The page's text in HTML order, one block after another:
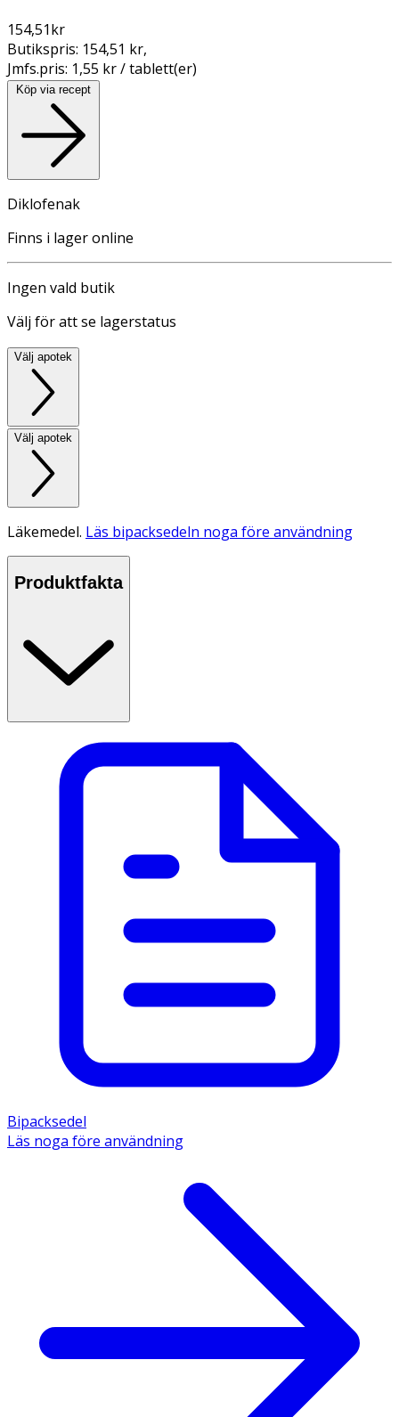
154,51kr
Butikspris: 154,51 kr,
Jmfs.pris: 1,55 kr / tablett(er)
Köp via recept
Diklofenak
Finns i lager online
Ingen vald butik
Välj för att se lagerstatus
Välj apotek
Välj apotek
Läkemedel. Läs bipacksedeln noga före användning
Produktfakta
Bipacksedel
Läs noga före användning